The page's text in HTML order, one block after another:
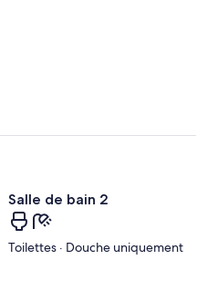
Salle de bain 2
Toilettes · Douche uniquement